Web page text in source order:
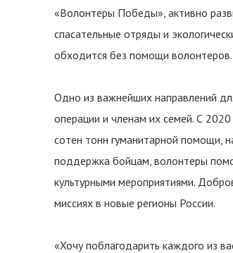
«Волонтеры Победы», активно
спасательные отряды и
обходится без помощи волонтеров.
Одно из важнейших направлений
операции и членам их семей. С
сотен тонн гуманитарной помощи,
поддержка бойцам, волонтеры
культурными мероприятиями.
миссиях в новые регионы России.
«Хочу поблагодарить каждого из